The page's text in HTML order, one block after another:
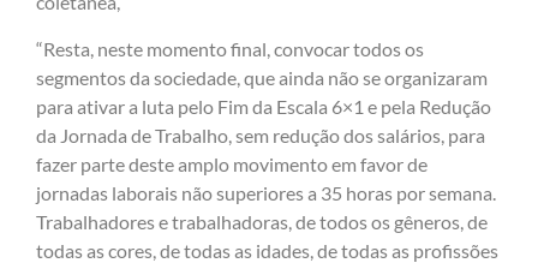
“Resta, neste momento final, convocar todos os
segmentos da sociedade, que ainda não se organizaram
para ativar a luta pelo Fim da Escala 6×1 e pela Redução
da Jornada de Trabalho, sem redução dos salários, para
fazer parte deste amplo movimento em favor de
jornadas laborais não superiores a 35 horas por semana.
Trabalhadores e trabalhadoras, de todos os gêneros, de
todas as cores, de todas as idades, de todas as profissões